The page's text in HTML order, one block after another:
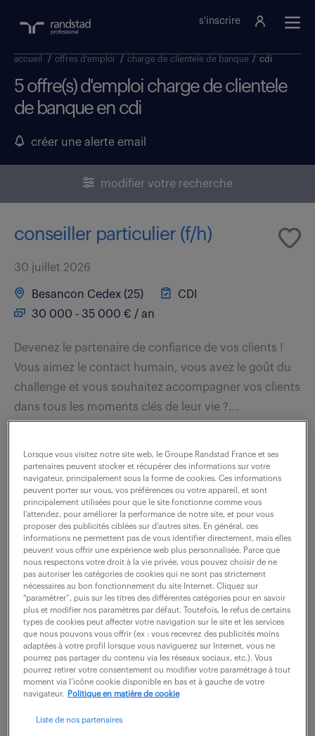
s'inscrire
accueil / offres d'emploi / charge de clientele de banque / cdi
5 offre(s) d'emploi charge de clientele
de banque en cdi
créer une alerte email
modifier votre recherche
conseiller particulier (f/h)
30 juillet 2026
Besancon Cedex (25)
CDI
30 000 - 35 000 € / an
Devenez le partenaire de confiance de vos clients !
Vous aimez le contact humain, vous avez le goût du
challenge et vous souhaitez accompagner vos clients
dans tous les moments clés de leur vie ?...
voir l'offre
chargé de clientèle de banque
(f/h)
24 juillet 2026
Laxou (54) CDI 29 578 € / an
Comment imagineriez-vous enrichir l'expérience
client en tant que Chargé(e) de clientèle de banque ?
Rejoignez une équipe dynamique pour engager des
échanges personnalisés avec nos clients et...
Lorsque vous visitez notre site web, le Groupe Randstad France et ses
partenaires peuvent stocker et récupérer des informations sur votre
navigateur, principalement sous la forme de cookies. Ces informations
peuvent porter sur vous, vos préférences ou votre appareil, et sont
principalement utilisées pour que le site fonctionne comme vous
l’attendez, pour améliorer la performance de notre site, et pour vous
proposer des publicités ciblées sur d’autres sites. En général, ces
informations ne permettent pas de vous identifier directement, mais elles
peuvent vous offrir une expérience web plus personnalisée. Parce que
nous respectons votre droit à la vie privée, vous pouvez choisir de ne
pas autoriser les catégories de cookies qui ne sont pas strictement
nécessaires au bon fonctionnement du site Internet. Cliquez sur
“paramétrer”, puis sur les titres des différentes catégories pour en savoir
plus et modifier nos paramètres par défaut. Toutefois, le refus de certains
types de cookies peut affecter votre navigation sur le site et les services
que nous pouvons vous offrir (ex : vous recevrez des publicités moins
adaptées à votre profil lorsque vous naviguerez sur Internet, vous ne
pourrez pas partager du contenu via les réseaux sociaux, etc.). Vous
pourrez retirer votre consentement ou modifier votre paramétrage à tout
moment via l’icône cookie disponible en bas et à gauche de votre
navigateur.
Politique en matière de cookie
Liste de nos partenaires